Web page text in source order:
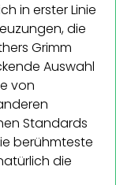
in erster Linie
die
Grimm
Auswahl
von
Standards
berühmteste
die